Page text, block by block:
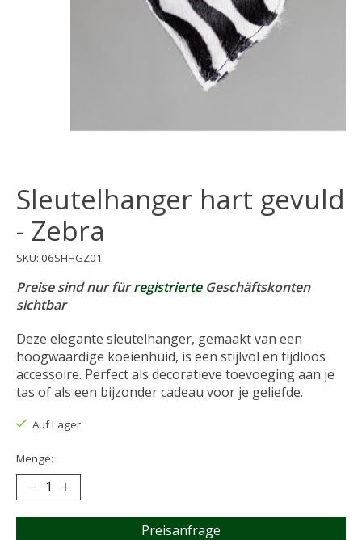
Sleutelhanger hart gevuld
- Zebra
SKU: 06SHHGZ01
Preise sind nur fürregistrierteGeschäftskonten
sichtbar
Deze elegante sleutelhanger, gemaakt van een
hoogwaardige koeienhuid, is een stijlvol en tijdloos
accessoire. Perfect als decoratieve toevoeging aan je
tas of als een bijzonder cadeau voor je geliefde.
Auf Lager
Menge:
Preisanfrage